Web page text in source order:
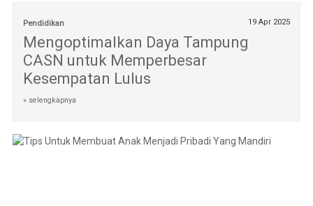
Pendidikan 19 Apr 2025
Mengoptimalkan Daya Tampung
CASN untuk Memperbesar
Kesempatan Lulus
» selengkapnya